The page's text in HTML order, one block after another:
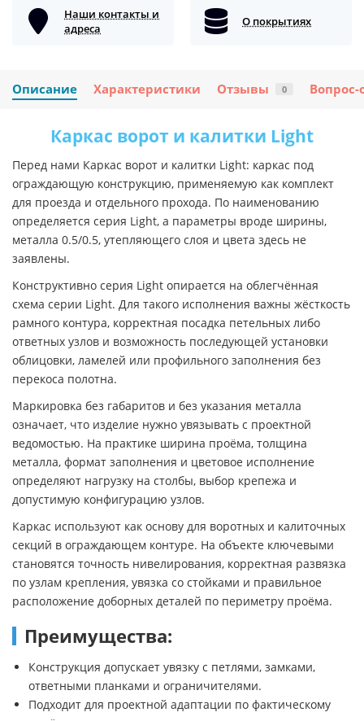
Наши контакты и
адреса
О покрытиях
Описание Характеристики Отзывы 0 Вопрос-
Каркас ворот и калитки Light
Перед нами Каркас ворот и калитки Light: каркас под
ограждающую конструкцию, применяемую как комплект
для проезда и отдельного прохода. По наименованию
определяется серия Light, а параметры вроде ширины,
металла 0.5/0.5, утепляющего слоя и цвета здесь не
заявлены.
Конструктивно серия Light опирается на облегчённая
схема серии Light. Для такого исполнения важны жёсткость
рамного контура, корректная посадка петельных либо
ответных узлов и возможность последующей установки
облицовки, ламелей или профильного заполнения без
перекоса полотна.
Маркировка без габаритов и без указания металла
означает, что изделие нужно увязывать с проектной
ведомостью. На практике ширина проёма, толщина
металла, формат заполнения и цветовое исполнение
определяют нагрузку на столбы, выбор крепежа и
допустимую конфигурацию узлов.
Каркас используют как основу для воротных и калиточных
секций в ограждающем контуре. На объекте ключевыми
становятся точность нивелирования, корректная развязка
по узлам крепления, увязка со стойками и правильное
расположение доборных деталей по периметру проёма.
Преимущества:
Конструкция допускает увязку с петлями, замками,
ответными планками и ограничителями.
Подходит для проектной адаптации по фактическому